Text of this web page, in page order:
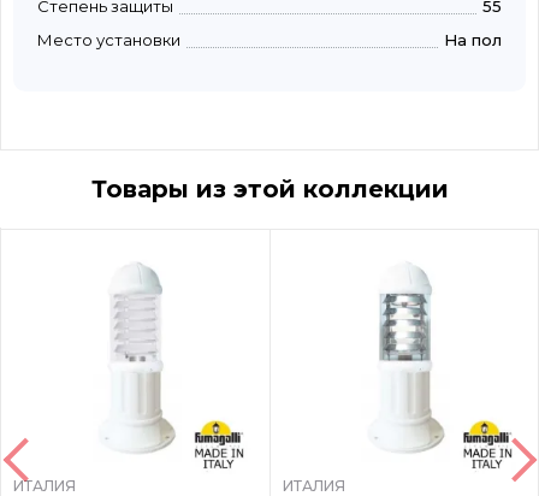
Степень защиты
55
Место установки
На пол
Товары из этой коллекции
ИТАЛИЯ
ИТАЛИЯ